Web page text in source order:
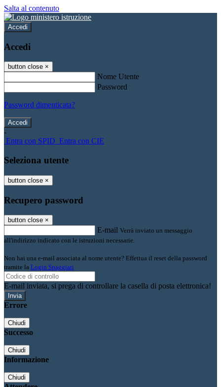
Salta al contenuto
Accedi
Accedi
button close ×
Nome Utente
Password
Password dimenticata?
-
Entra con SPID Entra con CIE
Seleziona utente
button close ×
Recupero password
button close ×
E-mail Verrà inviato un messaggio
all'indirizzo indicato con le istruzioni necessarie.
Non hai una e-mail associata al nome utente? Effettua il reset della password
tramite la Login Spaggiari
E-mail inviata, si prega di controllare la casella di posta elettronica!
Errore
Chiudi
Successo
Chiudi
Informazione
Chiudi